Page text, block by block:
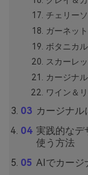
チェリー
ガーネッ
ボタニカ
スカーレ
カージナ
ワイン＆
カージナル
実践的なデ
使う方法
AIでカージ